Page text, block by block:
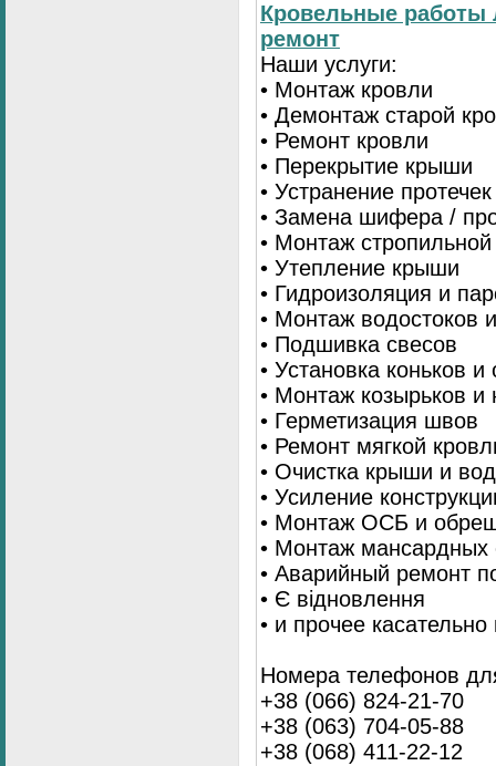
Кровельные
ремонт
Наши услуги:
• Монтаж кровли
• Демонтаж старой
• Ремонт кровли
• Перекрытие крыши
• Устранение протечек
• Замена шифера /
• Монтаж
• Утепление крыши
• Гидроизоляция и
• Монтаж водостоков
• Подшивка свесов
• Установка коньков и
• Монтаж козырьков и
• Герметизация швов
• Ремонт мягкой
• Очистка крыши и
• Усиление
• Монтаж ОСБ и
• Монтаж мансардных
• Аварийный ремонт
• Є відновлення
• и прочее
Номера телефонов
+38 (066) 824-21-70
+38 (063) 704-05-88
+38 (068) 411-22-12